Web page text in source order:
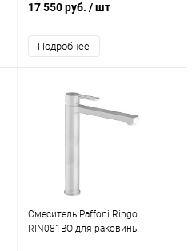
17 550 руб. / шт
Подробнее
Смеситель Paffoni Ringo
RIN081BO для раковины